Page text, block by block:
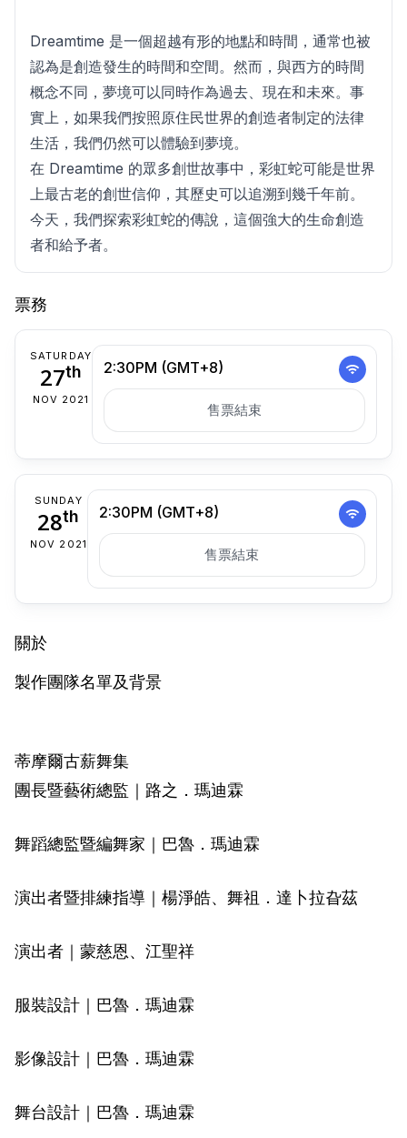
Dreamtime 是一個超越有形的地點和時間，通常也被
認為是創造發生的時間和空間。然而，與西方的時間
概念不同，夢境可以同時作為過去、現在和未來。事
實上，如果我們按照原住民世界的創造者制定的法律
生活，我們仍然可以體驗到夢境。
在 Dreamtime 的眾多創世故事中，彩虹蛇可能是世界
上最古老的創世信仰，其歷史可以追溯到幾千年前。
今天，我們探索彩虹蛇的傳說，這個強大的生命創造
者和給予者。
票務
SATURDAY
27th
NOV 2021
2:30PM (GMT+8)
售票結束
SUNDAY
28th
NOV 2021
2:30PM (GMT+8)
售票結束
關於
製作團隊名單及背景
蒂摩爾古薪舞集
團長暨藝術總監｜路之．瑪迪霖
舞蹈總監暨編舞家｜巴魯．瑪迪霖
演出者暨排練指導｜楊淨皓、舞祖．達卜拉旮茲
演出者｜蒙慈恩、江聖祥
服裝設計｜巴魯．瑪迪霖
影像設計｜巴魯．瑪迪霖
舞台設計｜巴魯．瑪迪霖